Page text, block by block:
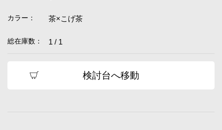
カラー： 茶×こげ茶
総在庫数： 1 / 1
検討台へ移動